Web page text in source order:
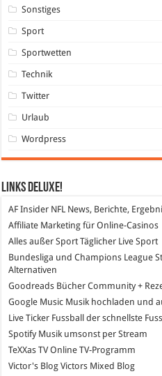
Sonstiges
Sport
Sportwetten
Technik
Twitter
Urlaub
Wordpress
Links DeLuXe!
AF Insider NFL News, Berichte,
Affiliate Marketing für Online-Casinos
Alles außer SportTäglicher Live Sport
Bundesliga und Champions League
Alternativen
Goodreads Bücher Community +
Google Music Musik hochladen und
Live Ticker Fussball
der schnellste
SpotifyMusik umsonst per Stream
TeXXas TVOnline TV-Programm
Victor's Blog Victors Mixed Blog